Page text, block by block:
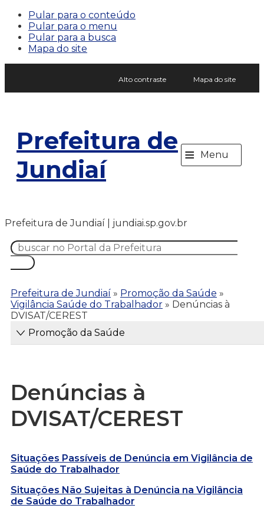
Pular para o conteúdo
Pular para o menu
Pular para a busca
Mapa do site
Alto contraste Mapa do site
Prefeitura de
Jundiaí
≡ Menu
Prefeitura de Jundiaí | jundiai.sp.gov.br
Prefeitura de Jundiaí » Promoção da Saúde »
Vigilância Saúde do Trabalhador » Denúncias à
DVISAT/CEREST
Promoção da Saúde
Denúncias à
DVISAT/CEREST
Situações Passíveis de Denúncia em Vigilância de
Saúde do Trabalhador
Situações Não Sujeitas à Denúncia na Vigilância
de Saúde do Trabalhador